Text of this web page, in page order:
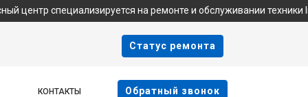
на ремонте и обслуживании техники Indesit.
Cтатус ремонта
КОНТАКТЫ Oбратный звонок